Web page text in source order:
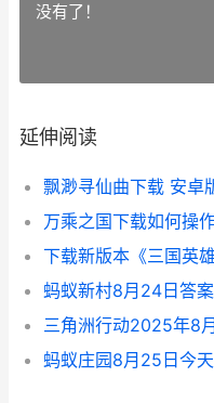
没有了！
延伸阅读